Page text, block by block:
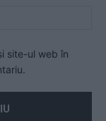
site-ul web în